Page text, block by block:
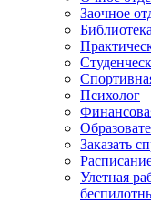
Заочное
Библиотека
Психолог
Заказать
Улетная